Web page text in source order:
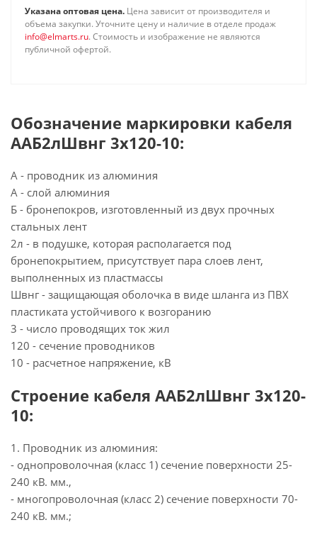
Указана оптовая цена. Цена зависит от производителя и
объема закупки. Уточните цену и наличие в отделе продаж
info@elmarts.ru. Стоимость и изображение не являются
публичной офертой.
Обозначение маркировки кабеля
ААБ2лШвнг 3х120-10:
А - проводник из алюминия
А - слой алюминия
Б - бронепокров, изготовленный из двух прочных
стальных лент
2л - в подушке, которая располагается под
бронепокрытием, присутствует пара слоев лент,
выполненных из пластмассы
Швнг - защищающая оболочка в виде шланга из ПВХ
пластиката устойчивого к возгоранию
3 - число проводящих ток жил
120 - сечение проводников
10 - расчетное напряжение, кВ
Строение кабеля ААБ2лШвнг 3х120-
10:
1. Проводник из алюминия:
- однопроволочная (класс 1) сечение поверхности 25-
240 кВ. мм.,
- многопроволочная (класс 2) сечение поверхности 70-
240 кВ. мм.;